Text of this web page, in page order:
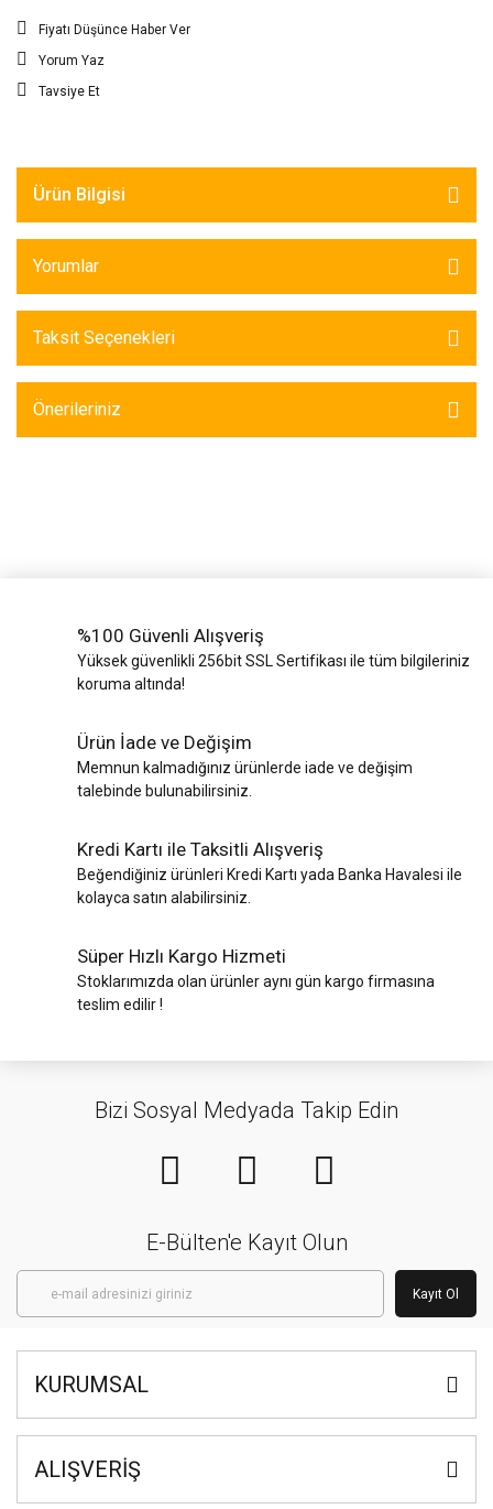
Fiyatı Düşünce Haber Ver
Yorum Yaz
Tavsiye Et
Ürün Bilgisi
Yorumlar
Taksit Seçenekleri
Önerileriniz
%100 Güvenli Alışveriş
Yüksek güvenlikli 256bit SSL Sertifikası ile tüm bilgileriniz
koruma altında!
Ürün İade ve Değişim
Memnun kalmadığınız ürünlerde iade ve değişim
talebinde bulunabilirsiniz.
Kredi Kartı ile Taksitli Alışveriş
Beğendiğiniz ürünleri Kredi Kartı yada Banka Havalesi ile
kolayca satın alabilirsiniz.
Süper Hızlı Kargo Hizmeti
Stoklarımızda olan ürünler aynı gün kargo firmasına
teslim edilir !
Bizi Sosyal Medyada Takip Edin
E-Bülten'e Kayıt Olun
Kayıt Ol
KURUMSAL
ALIŞVERİŞ